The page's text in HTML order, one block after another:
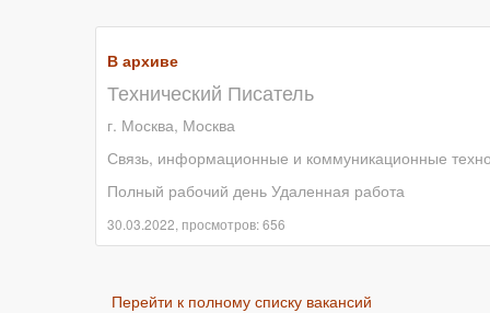
В архиве
Технический Писатель
г. Москва, Москва
Связь, информационные и коммуникационные
Полный рабочий день Удаленная работа
30.03.2022, просмотров: 656
Перейти к полному списку вакансий